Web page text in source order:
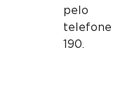
pelo
telefone
190.